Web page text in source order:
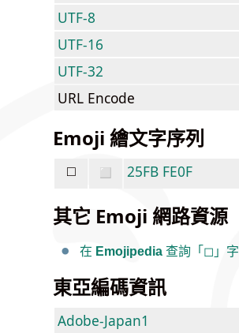
UTF-8
UTF-16
UTF-32
URL Encode
Emoji 繪文字序列
◻️ 25FB FE0F
其它 Emoji 網路資源
在 Emojipedia 查詢「◻」字
東亞編碼資訊
Adobe-Japan1